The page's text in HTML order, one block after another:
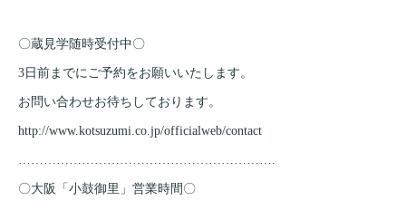
〇蔵見学随時受付中〇
3日前までにご予約をお願いいたします。
お問い合わせお待ちしております。
http://www.kotsuzumi.co.jp/officialweb/contact
…………………………………………………….
〇大阪「小鼓御里」営業時間〇